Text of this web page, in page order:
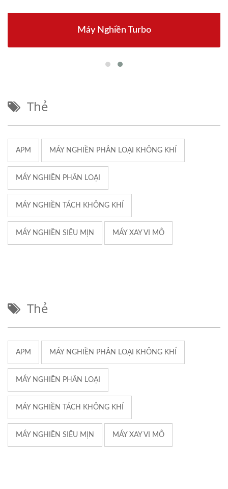
Máy Nghiền Turbo
Thẻ
APM MÁY NGHIỀN PHÂN LOẠI KHÔNG KHÍ
MÁY NGHIỀN PHÂN LOẠI
MÁY NGHIỀN TÁCH KHÔNG KHÍ
MÁY NGHIỀN SIÊU MỊN MÁY XAY VI MÔ
Thẻ
APM MÁY NGHIỀN PHÂN LOẠI KHÔNG KHÍ
MÁY NGHIỀN PHÂN LOẠI
MÁY NGHIỀN TÁCH KHÔNG KHÍ
MÁY NGHIỀN SIÊU MỊN MÁY XAY VI MÔ